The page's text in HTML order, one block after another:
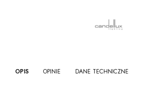
OPIS OPINIE DANE TECHNICZNE